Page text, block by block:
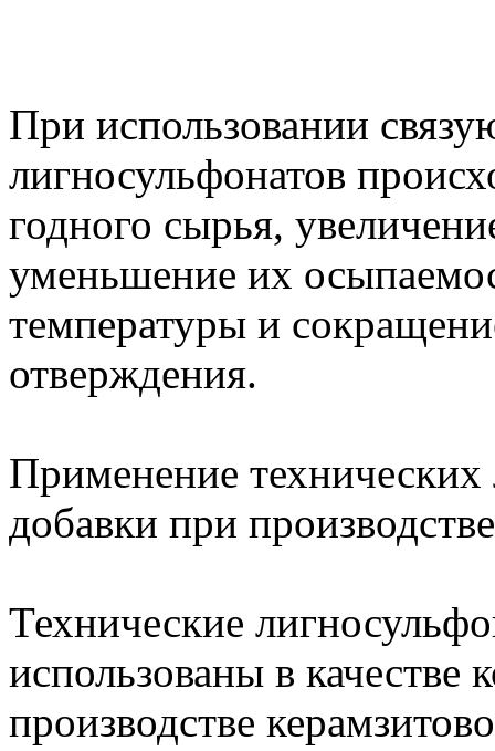
При использовании
лигносульфонатов
годного сырья,
уменьшение их
температуры и
отверждения.
Применение технических
добавки при
Технические
использованы в
производстве